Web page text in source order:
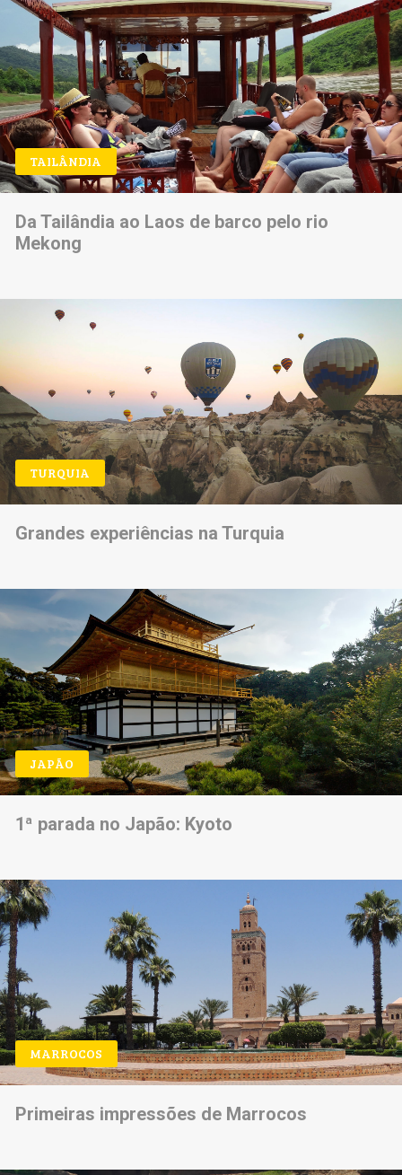
TAILÂNDIA
Da Tailândia ao Laos de barco pelo rio
Mekong
TURQUIA
Grandes experiências na Turquia
JAPÃO
1ª parada no Japão: Kyoto
MARROCOS
Primeiras impressões de Marrocos